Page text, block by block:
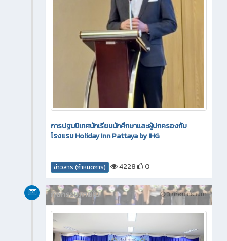
การปฐมนิเทศนักเรียนนักศึกษาและผู้ปกครองกับ
โรงแรม Holiday Inn Pattaya by IHG
ข่าวสาร (กำหนดการ) 4228 0
3 เดือน ที่ผ่านมา
กิจกรรมภายใน